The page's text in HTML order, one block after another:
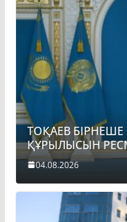
ТОҚАЕВ
ҚҰРЫЛЫСЫН
04.08.2026